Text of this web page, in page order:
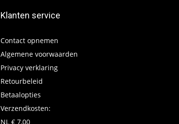
Klanten service
Contact opnemen
Algemene voorwaarden
Privacy verklaring
Retourbeleid
Betaalopties
Verzendkosten:
NL € 7,00